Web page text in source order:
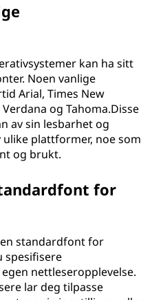
kan ha sitt
Noen vanlige
Arial, Times New
og Tahoma.Disse
av sin lesbarhet og
plattformer, noe som
og brukt.
for
standardfont for
spesifisere
nettleseropplevelse.
lar deg tilpasse